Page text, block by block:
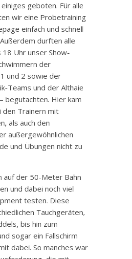
geboten. Für alle
wir eine Probetraining
einfach und schnell
durften alle
Uhr unser Show-
der
und 2 sowie der
Teams und der Althaie
begutachten. Hier kam
den Trainern mit
als auch den
außergewöhnlichen
und Übungen nicht zu
auf der 50-Meter Bahn
und dabei noch viel
testen. Diese
Tauchgeräten,
bis hin zum
sogar ein Fallschirm
dabei. So manches war